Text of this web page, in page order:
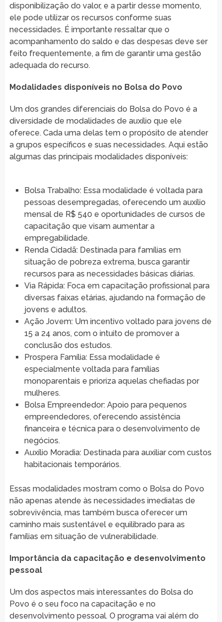
disponibilização do valor, e a partir desse momento,
ele pode utilizar os recursos conforme suas
necessidades. É importante ressaltar que o
acompanhamento do saldo e das despesas deve ser
feito frequentemente, a fim de garantir uma gestão
adequada do recurso.
Modalidades disponíveis no Bolsa do Povo
Um dos grandes diferenciais do Bolsa do Povo é a
diversidade de modalidades de auxílio que ele
oferece. Cada uma delas tem o propósito de atender
a grupos específicos e suas necessidades. Aqui estão
algumas das principais modalidades disponíveis:
Bolsa Trabalho: Essa modalidade é voltada para
pessoas desempregadas, oferecendo um auxílio
mensal de R$ 540 e oportunidades de cursos de
capacitação que visam aumentar a
empregabilidade.
Renda Cidadã: Destinada para famílias em
situação de pobreza extrema, busca garantir
recursos para as necessidades básicas diárias.
Via Rápida: Foca em capacitação profissional para
diversas faixas etárias, ajudando na formação de
jovens e adultos.
Ação Jovem: Um incentivo voltado para jovens de
15 a 24 anos, com o intuito de promover a
conclusão dos estudos.
Prospera Família: Essa modalidade é
especialmente voltada para famílias
monoparentais e prioriza aquelas chefiadas por
mulheres.
Bolsa Empreendedor: Apoio para pequenos
empreendedores, oferecendo assistência
financeira e técnica para o desenvolvimento de
negócios.
Auxílio Moradia: Destinada para auxiliar com custos
habitacionais temporários.
Essas modalidades mostram como o Bolsa do Povo
não apenas atende às necessidades imediatas de
sobrevivência, mas também busca oferecer um
caminho mais sustentável e equilibrado para as
famílias em situação de vulnerabilidade.
Importância da capacitação e desenvolvimento
pessoal
Um dos aspectos mais interessantes do Bolsa do
Povo é o seu foco na capacitação e no
desenvolvimento pessoal. O programa vai além do